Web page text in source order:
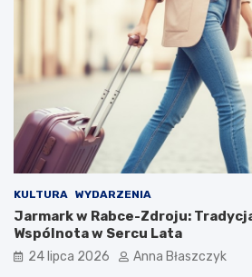
KULTURA WYDARZENIA
Jarmark w Rabce-Zdroju:
Wspólnota w Sercu Lata
24 lipca 2026 Anna Błaszczyk